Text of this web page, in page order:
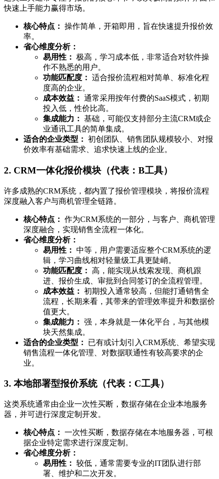
快速上手能力赢得市场。
核心特点： 操作简单，开箱即用，旨在快速提升报价效
率。
省心维度分析：
易用性： 极高，学习成本低，非常适合对软件操
作不熟悉的用户。
功能匹配度： 适合报价流程相对简单、标准化程
度高的企业。
成本效益： 通常采用按年付费的SaaS模式，初期
投入低，性价比高。
集成能力： 基础，可能仅支持部分主流CRM或企
业通讯工具的简单集成。
适合的企业类型： 初创团队、销售团队规模较小、对报
价效率有基础需求、追求快速上线的企业。
2. CRM一体化报价模块（代表：B工具）
许多成熟的CRM系统，都内置了报价管理模块，将报价流程
深度融入客户与商机管理全链路。
核心特点： 作为CRM系统的一部分，与客户、商机管理
深度融合，实现销售全流程一体化。
省心维度分析：
易用性： 中等，用户需要适应整个CRM系统的逻
辑，学习曲线相对轻量级工具更陡峭。
功能匹配度： 高，能实现从线索发现、商机跟
进、报价生成、审批到合同签订的全流程管理。
成本效益： 初期投入通常较高，但能打通销售全
流程，长期来看，其带来的管理效率提升和数据价
值更大。
集成能力： 强，本身就是一体化平台，与其他模
块天然集成。
适合的企业类型：
已有或计划引入CRM系统、希望实现
销售流程一体化管理、对数据联通性有较高要求的企
业。
3. 本地部署型报价系统（代表：C工具）
这类系统通常由企业一次性买断，数据存储在企业本地服务
器，并可进行深度定制开发。
核心特点： 一次性买断，数据存储在本地服务器，可根
据企业特定需求进行深度定制。
省心维度分析：
易用性： 较低，通常需要专业的IT团队进行部
署、维护和二次开发。